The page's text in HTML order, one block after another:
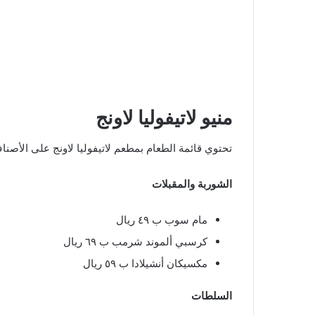
منيو لاتيفوليا لاونج
تحتوي قائمة الطعام بمطعم لاتيفوليا لاونج على
الشوربة والمقبلات
مام سوب ب ٤٩ ريال
كرسبي ألموند شرمب ب ٦٩ ريال
مكسيكان أنشيلادا ب ٥٩ ريال
السلطات